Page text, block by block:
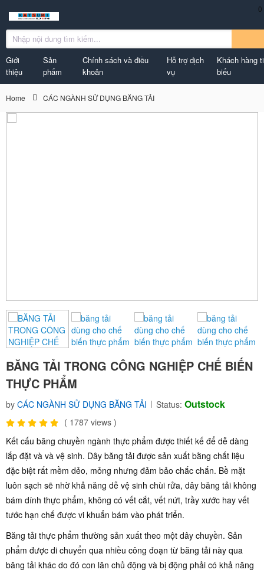
0
Giới
thiệu
Sản
phẩm
Chính sách và điều
khoản
Hỗ trợ dịch
vụ
Khách hàng
biểu
Home CÁC NGÀNH SỬ DỤNG BĂNG TẢI
BĂNG TẢI TRONG CÔNG NGHIỆP CHẾ BIẾN
THỰC PHẨM
by CÁC NGÀNH SỬ DỤNG BĂNG TẢI Status: Outstock
( 1787 views )
Kết cấu băng chuyền ngành thực phẩm được thiết kế để dễ dàng
lắp đặt và và vệ sinh. Dây băng tải được sản xuất bằng chất liệu
đặc biệt rất mềm dẻo, mỏng nhưng đảm bảo chắc chắn. Bề mặt
luôn sạch sẽ nhờ khả năng dễ vệ sinh chùi rửa, dây băng tải không
bám dính thực phẩm, không có vết cắt, vết nứt, trầy xước hay vết
tước hạn chế được vi khuẩn bám vào phát triển.
Băng tải thực phẩm thường sản xuất theo một dây chuyền. Sản
phẩm được di chuyển qua nhiều công đoạn từ băng tải này qua
băng tải khác do đó con lăn chủ động và bị động phải có khả năng